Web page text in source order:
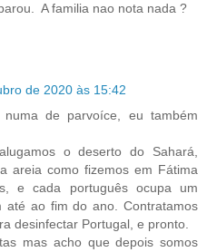
A familia nao nota nada ?
de 2020 às 15:42
de parvoíce, eu também
o deserto do Sahará,
areia como fizemos em Fátima
e cada português ocupa um
até ao fim do ano. Contratamos
desinfectar Portugal, e pronto.
mas acho que depois somos